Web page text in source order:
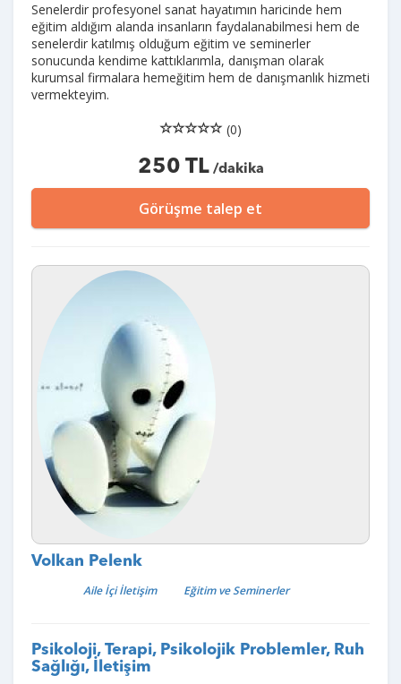
Senelerdir profesyonel sanat hayatımın haricinde hem
eğitim aldığım alanda insanların faydalanabilmesi hem de
senelerdir katılmış olduğum eğitim ve seminerler
sonucunda kendime kattıklarımla, danışman olarak
kurumsal firmalara hemeğitim hem de danışmanlık hizmeti
vermekteyim.
(0)
250 TL/dakika
Görüşme talep et
Volkan Pelenk
Aile İçi İletişim Eğitim ve Seminerler
Psikoloji, Terapi, Psikolojik Problemler, Ruh
Sağlığı, İletişim